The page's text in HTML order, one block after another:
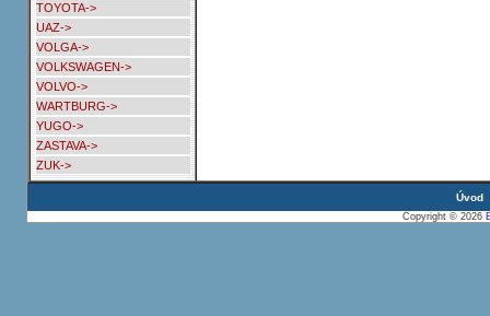
TOYOTA->
UAZ->
VOLGA->
VOLKSWAGEN->
VOLVO->
WARTBURG->
YUGO->
ZASTAVA->
ZUK->
Úvod
Copyright © 2026